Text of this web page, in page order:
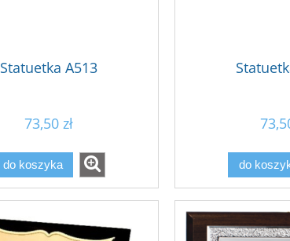
Statuetka A513
73,50 zł
do koszyka do